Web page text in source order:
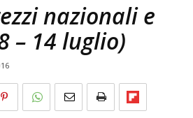
nazionali e
– 14 luglio)